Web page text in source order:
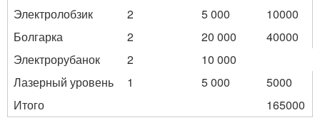
Электролобзик
2 5 000
10000
Болгарка
2 20 000
40000
Электрорубанок
2
10 000
Лазерный уровень
1 5 000
5000
Итого
165000